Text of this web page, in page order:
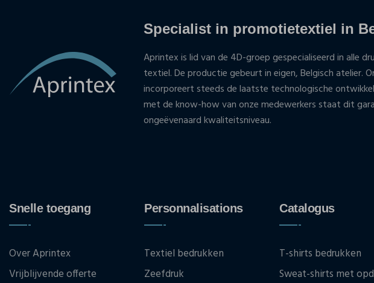
Specialist in promotietextiel in
Aprintex is lid van de 4D-groep gespecialiseerd in alle
textiel. De productie gebeurt in eigen, Belgisch atelier.
incorporeert steeds de laatste technologische
met de know-how van onze medewerkers staat dit
ongeëvenaard kwaliteitsniveau.
Snelle toegang
Over Aprintex
Vrijblijvende offerte
Personnalisations
Textiel bedrukken
Zeefdruk
Catalogus
T-shirts bedrukken
Sweat-shirts met